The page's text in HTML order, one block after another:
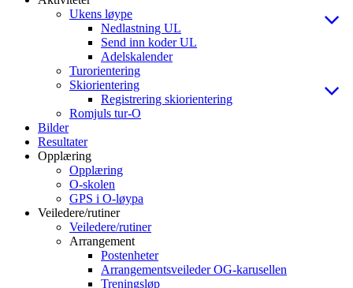
Ukens løype
Nedlastning UL
Send inn koder UL
Adelskalender
Turorientering
Skiorientering
Registrering skiorientering
Romjuls tur-O
Bilder
Resultater
Opplæring
Opplæring
O-skolen
GPS i O-løypa
Veiledere/rutiner
Veiledere/rutiner
Arrangement
Postenheter
Arrangementsveileder OG-karusellen
Treningsløp